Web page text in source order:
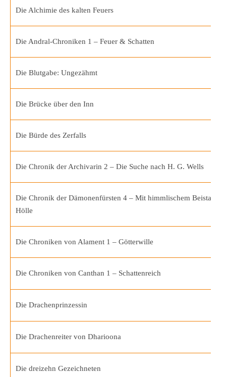
Die Alchimie des kalten Feuers
Die Andral-Chroniken 1 – Feuer & Schatten
Die Blutgabe: Ungezähmt
Die Brücke über den Inn
Die Bürde des Zerfalls
Die Chronik der Archivarin 2 – Die Suche nach H. G. Wells
Die Chronik der Dämonenfürsten 4 – Mit himmlischem Beistand
Hölle
Die Chroniken von Alament 1 – Götterwille
Die Chroniken von Canthan 1 – Schattenreich
Die Drachenprinzessin
Die Drachenreiter von Dharioona
Die dreizehn Gezeichneten